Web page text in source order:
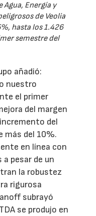
Agua, Energía y
de Veolia
hasta los 1.426
semestre del
añadió:
nuestro
el primer
del margen
del
más del 10%.
en línea con
pesar de un
la robustez
rigurosa
subrayó
se produjo en